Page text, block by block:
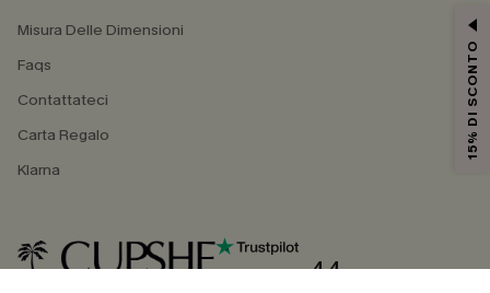
Misura Delle Dimensioni
Faqs
Contattateci
Carta Regalo
Klarna
4.4
15% DI SCONTO